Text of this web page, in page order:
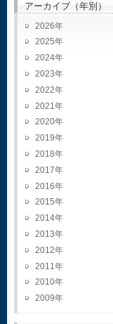
アーカイブ（年別）
2026
2025
2024
2023
2022
2021
2020
2019
2018
2017
2016
2015
2014
2013
2012
2011
2010
2009